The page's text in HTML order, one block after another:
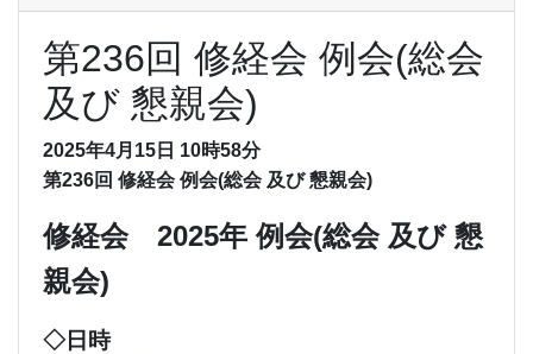
第236回 修経会 例会(総会
及び 懇親会)
2025年4月15日 10時58分
第236回 修経会 例会(総会 及び 懇親会)
修経会 2025年 例会(総会 及び 懇
親会)
◇日時